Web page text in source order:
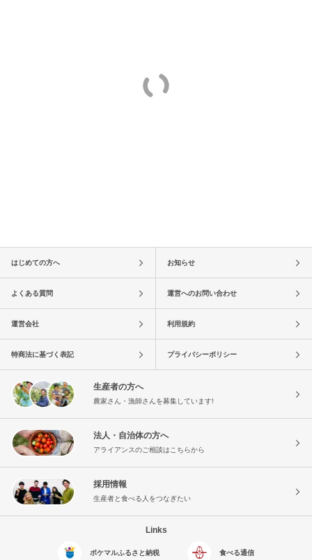
はじめての方へ お知らせ
よくある質問 運営へのお問い合わせ
運営会社 利用規約
特商法に基づく表記 プライバシーポリシー
生産者の方へ
農家さん・漁師さんを募集しています!
法人・自治体の方へ
アライアンスのご相談はこちらから
採用情報
生産者と食べる人をつなぎたい
Links
ポケマルふるさと納税 食べる通信